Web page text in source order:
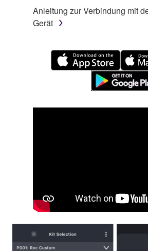
Anleitung zur Verbindung mit
Gerät